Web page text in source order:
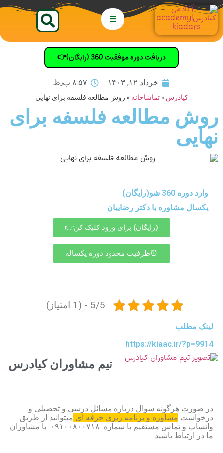
دریافت دوره موفقیت 360 (رایگان)👉
خرداد ۱۲, ۱۴۰۳ ۸:۵۷ ب٫ظ
کیادرس »تماشاخانه » روش مطالعه فلسفه برای نهایی
روش مطالعه فلسفه برای
نهایی
وارد دوره 360 شو(رایگان)
یکسال مشاوره با دکتر رضاییان
(رایگان) برای ورود کلیک کن👉
⏰ظرفیت محدود دوره یکساله
5/5 - (1 امتیاز)
لینک مطلب
https://kiaac.ir/?p=9914
تیم مشاوران کیادرس
در صورت هرگونه سوال درباره مسائل درسی و تحصیلی و
درخواست مشاوره و برنامه ریزی حرفه ای میتوانید از طریق
واتساپ و تماس مستقیم با شماره ۰۹۱۰۰۸۰۰۷۱۸ با مشاوران
ما در ارتباط باشید